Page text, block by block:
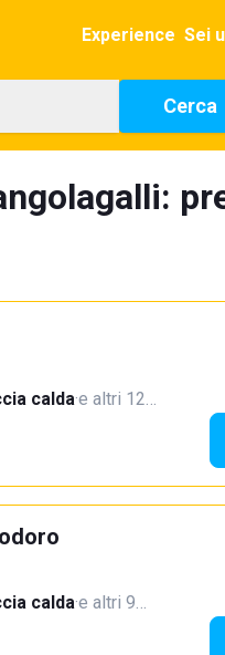
Experience Sei
Cerca
calda·e altri 12…
calda·e altri 9…